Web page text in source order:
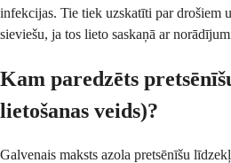
infekcijas. Tie tiek uzskatīti par drošiem
sieviešu, ja tos lieto saskaņā ar
Kam paredzēts
lietošanas veids)?
Galvenais maksts azola pretsēnīšu